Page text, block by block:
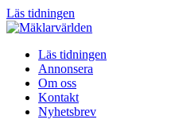
Läs tidningen
Läs tidningen
Annonsera
Om oss
Kontakt
Nyhetsbrev